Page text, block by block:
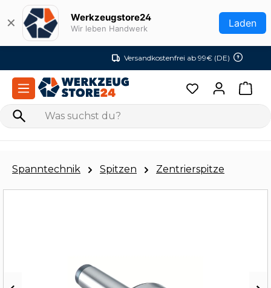
Zum Hauptinhalt springen
✕ Werkzeugstore24
Wir leben Handwerk Laden
Versandkostenfrei ab 99€ (DE)
Spanntechnik Spitzen Zentrierspitze